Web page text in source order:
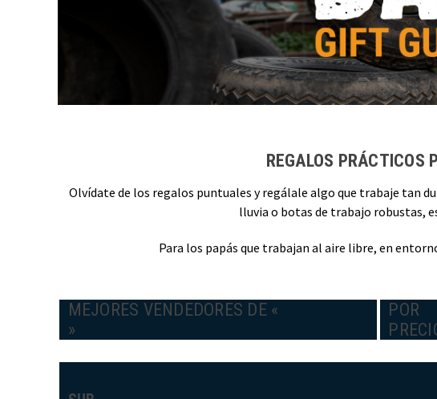
REGALOS PRÁCTICOS
Olvídate de los regalos puntuales y regálale algo que trabaje tan
lluvia o botas de trabajo robustas,
Para los papás que trabajan al aire libre, en
MEJORES VENDEDORES DE «
»
POR